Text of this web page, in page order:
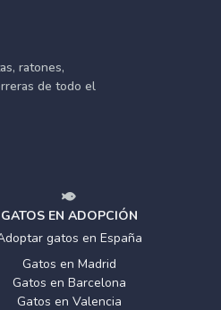
ratones,
de todo el
GATOS EN ADOPCIÓN
gatos en España
Gatos en Madrid
Gatos en Barcelona
Gatos en Valencia